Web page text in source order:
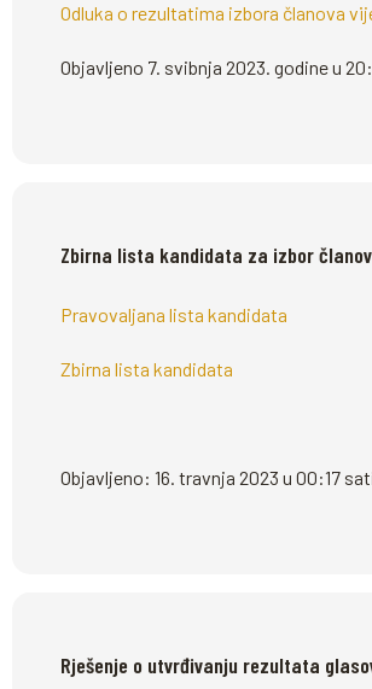
Odluka o rezultatima izbora članova
Objavljeno 7. svibnja 2023. godine u
Zbirna lista kandidata za izbor
Pravovaljana lista kandidata
Zbirna lista kandidata
Objavljeno: 16. travnja 2023 u 00:17
Rješenje o utvrđivanju rezultata